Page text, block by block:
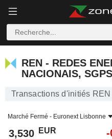
REN - REDES
NACIONAIS,
Transactions d'initiés
Marché Fermé - Euronext Lisbonne
3,530 EUR -